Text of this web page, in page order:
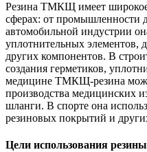
Резина ТМКЩ имеет
сферах: от промышленности
автомобильной индустрии
уплотнительных элементов,
других компонентов. В
создания герметиков,
медицине ТМКЩ-резина
производства медицинских
шланги. В спорте она
резиновых покрытий и
Цели использования